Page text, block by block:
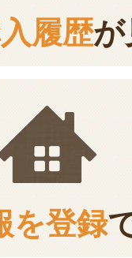
履歴が
を登録